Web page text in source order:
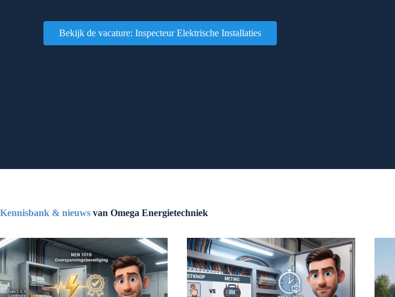
Bekijk de vacature: Inspecteur Elektrische Installaties
Kennisbank & nieuws van Omega Energietechniek